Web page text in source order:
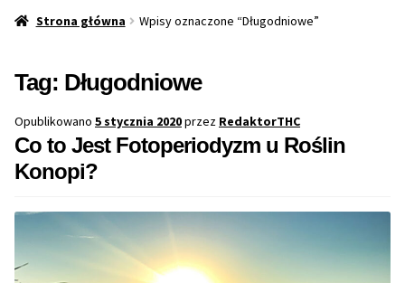
Strona Główna
NOWOŚCI
PROMOCJE
PROMOCJE 1+1
NAJLEPSZE OKAZJE
Strona główna Wpisy oznaczone “Długodniowe”
Tag: Długodniowe
Opublikowano 5 stycznia 2020przez RedaktorTHC
Co to Jest Fotoperiodyzm u Roślin
Konopi?